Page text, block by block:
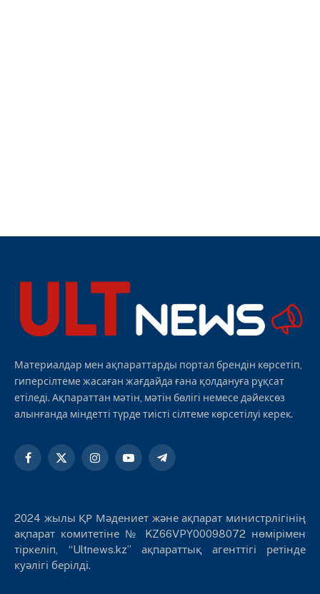
Материалдар мен ақпараттарды портал брендін көрсетіп,
гиперсілтеме жасаған жағдайда ғана қолдануға рұқсат
етіледі. Ақпараттан мәтін, мәтін бөлігі немесе дәйексөз
алынғанда міндетті түрде тиісті сілтеме көрсетілуі керек.
Facebook
X
InstagramYouTubeTelegram
2024 жылы ҚР Мәдениет және ақпарат министрлігінің
ақпарат комитетіне № KZ66VPY00098072 нөмірімен
тіркеліп, “Ultnews.kz” ақпараттық агенттігі ретінде
куәлігі берілді.